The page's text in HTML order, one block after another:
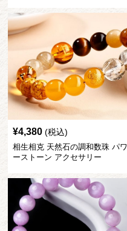
¥4,380 (税込)
相生相克 天然石の調和数珠 パワ
ーストーン アクセサリー